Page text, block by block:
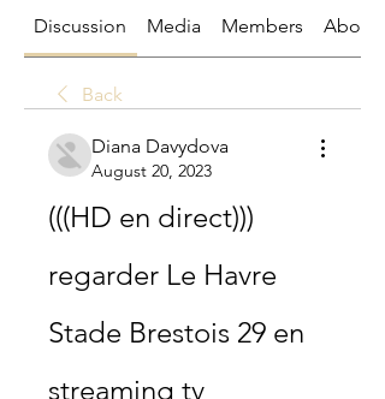
Discussion Media Members About
Back
Diana Davydova
August 20, 2023
(((HD en direct)))
regarder Le Havre
Stade Brestois 29 en
streaming tv